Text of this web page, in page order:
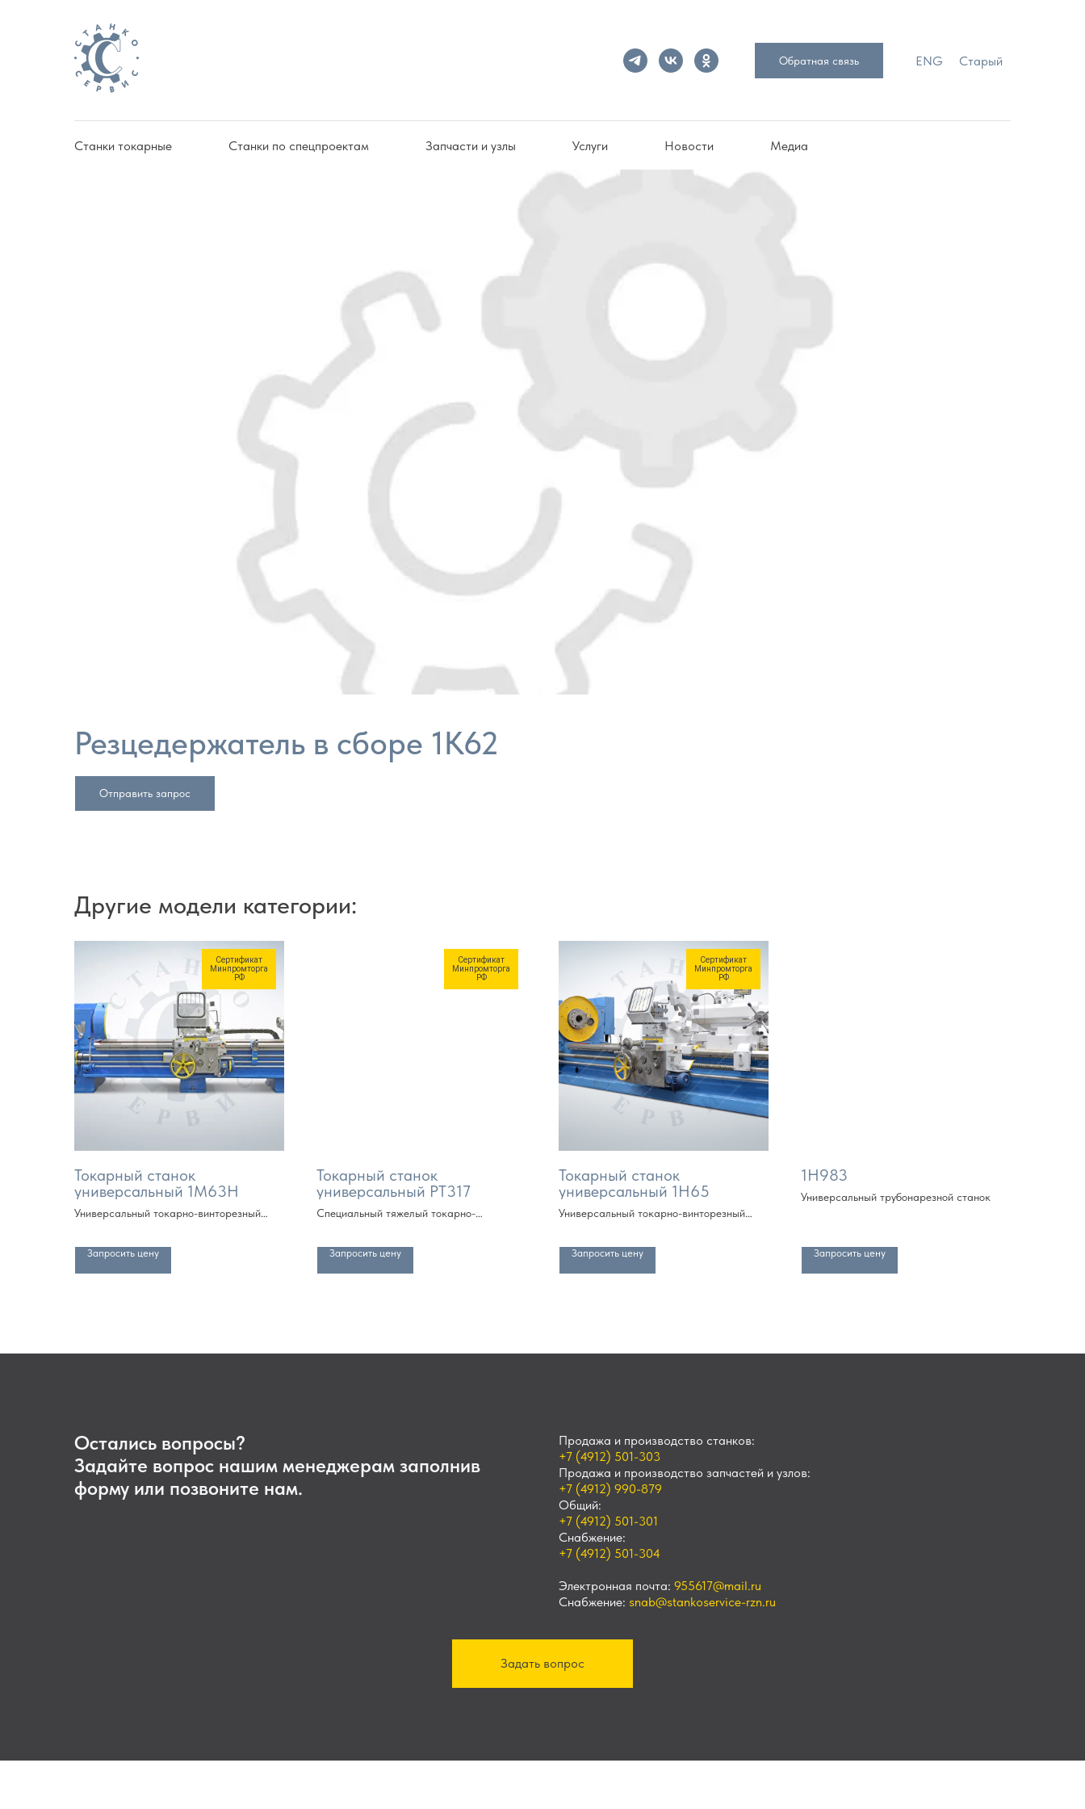
Обратная связь ENG Старый
Станки токарные Станки по спецпроектам Запчасти и узлы Услуги Новости Медиа
Резцедержатель в сборе 1К62
Отправить запрос
Другие модели категории:
Сертификат
Минпромторга
РФ
Токарный станок
универсальный 1М63Н
Универсальный токарно-винторезный
Запросить цену
Сертификат
Минпромторга
РФ
Токарный станок
универсальный РТ317
Специальный тяжелый токарно-
Запросить цену
Сертификат
Минпромторга
РФ
Токарный станок
универсальный 1Н65
Универсальный токарно-винторезный
Запросить цену
1Н983
Универсальный трубонарезной станок
Запросить цену
Остались вопросы?
Задайте вопрос нашим менеджерам заполнив
форму или позвоните нам.
Продажа и производство станков:
+7 (4912) 501-303
Продажа и производство запчастей и узлов:
+7 (4912) 990-879
Общий:
+7 (4912) 501-301
Снабжение:
+7 (4912) 501-304
Электронная почта: 955617@mail.ru
Снабжение: snab@stankoservice-rzn.ru
Задать вопрос